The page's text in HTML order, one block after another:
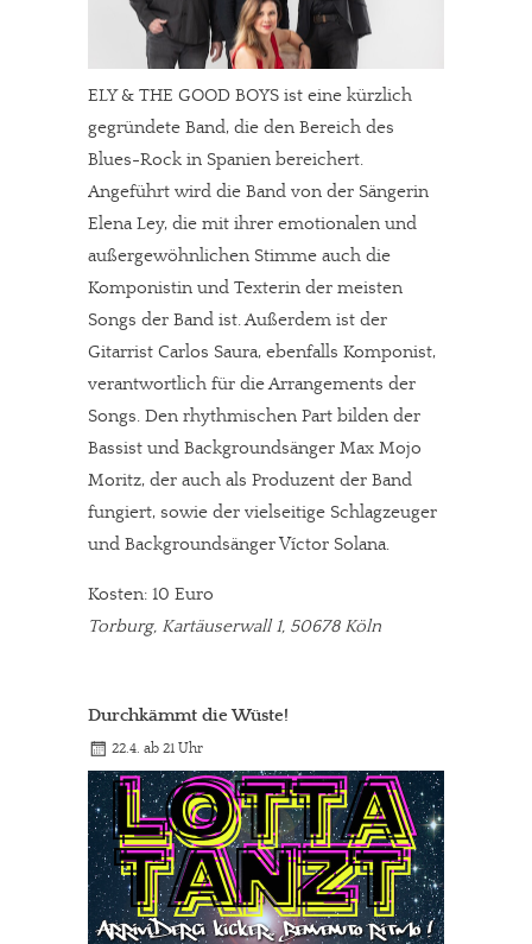
ELY & THE GOOD BOYS ist eine kürzlich
gegründete Band, die den Bereich des
Blues-Rock in Spanien bereichert.
Angeführt wird die Band von der Sängerin
Elena Ley, die mit ihrer emotionalen und
außergewöhnlichen Stimme auch die
Komponistin und Texterin der meisten
Songs der Band ist. Außerdem ist der
Gitarrist Carlos Saura, ebenfalls Komponist,
verantwortlich für die Arrangements der
Songs. Den rhythmischen Part bilden der
Bassist und Backgroundsänger Max Mojo
Moritz, der auch als Produzent der Band
fungiert, sowie der vielseitige Schlagzeuger
und Backgroundsänger Víctor Solana.
Kosten: 10 Euro
Torburg, Kartäuserwall 1, 50678 Köln
Durchkämmt die Wüste!
22.4. ab 21 Uhr